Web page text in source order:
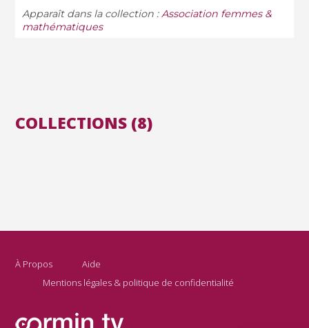
Apparaît dans la collection :Association femmes &
mathématiques
COLLECTIONS (8)
À Propos
Aide
Mentions légales & politique de confidentialité